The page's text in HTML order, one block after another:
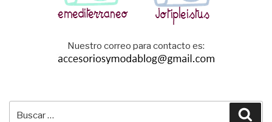
Nuestro correo para contacto es: